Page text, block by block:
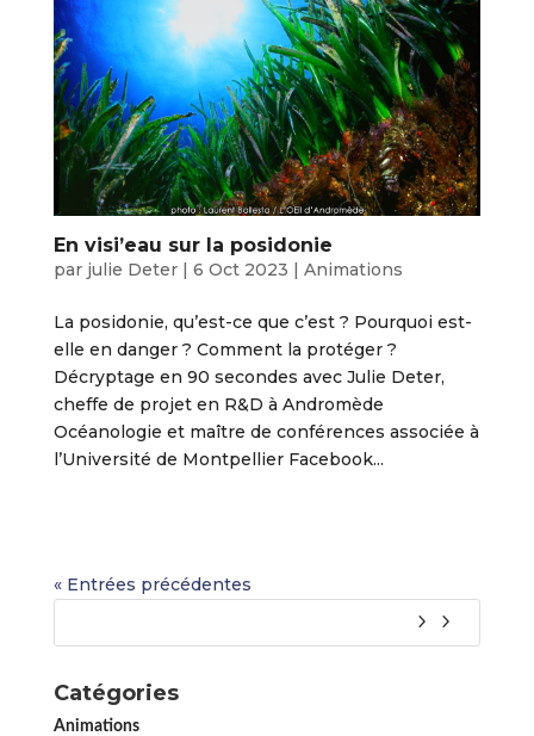
En visi’eau sur la posidonie
par julie Deter| 6 Oct 2023 | Animations
La posidonie, qu’est-ce que c’est ? Pourquoi est-
elle en danger ? Comment la protéger ?
Décryptage en 90 secondes avec Julie Deter,
cheffe de projet en R&D à Andromède
Océanologie et maître de conférences associée à
l’Université de Montpellier Facebook...
« Entrées précédentes
Catégories
Animations